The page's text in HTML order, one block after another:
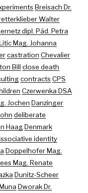
Breisach Dr.
Walter
dipl. Päd. Petra
Mag. Johanna
castration Chevalier
Bill close death
contractsCPS
Czerwenka DSA
Jochen Danzinger
deliberate
HaagDenmark
identity
Doppelhofer Mag.
Mag. Renate
Dunitz-Scheer
Dworak Dr.